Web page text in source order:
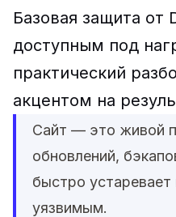
Базовая защита от
доступным под
практический
акцентом на
Сайт — это живой
обновлений,
быстро устаревает
уязвимым.